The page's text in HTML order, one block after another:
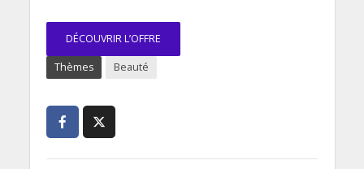
DÉCOUVRIR L’OFFRE
Thèmes Beauté